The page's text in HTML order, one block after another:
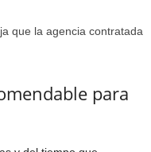
que la agencia contratada
para